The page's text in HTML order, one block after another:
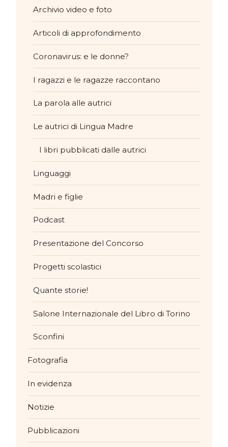
Archivio video e foto
Articoli di approfondimento
Coronavirus: e le donne?
I ragazzi e le ragazze raccontano
La parola alle autrici
Le autrici di Lingua Madre
I libri pubblicati dalle autrici
Linguaggi
Madri e figlie
Podcast
Presentazione del Concorso
Progetti scolastici
Quante storie!
Salone Internazionale del Libro di Torino
Sconfini
Fotografia
In evidenza
Notizie
Pubblicazioni